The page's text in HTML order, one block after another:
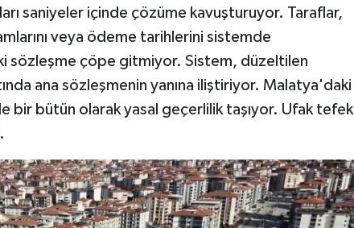
saniyeler içinde çözüme kavuşturuyor. Taraflar,
veya ödeme tarihlerini sistemde
sözleşme çöpe gitmiyor. Sistem, düzeltilen
ana sözleşmenin yanına iliştiriyor. Malatya'daki
bir bütün olarak yasal geçerlilik taşıyor. Ufak tefek